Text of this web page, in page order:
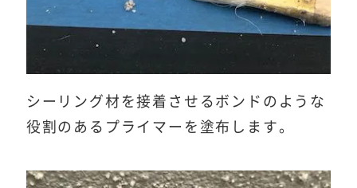
シーリング材を接着させるボンドのような
役割のあるプライマーを塗布します。